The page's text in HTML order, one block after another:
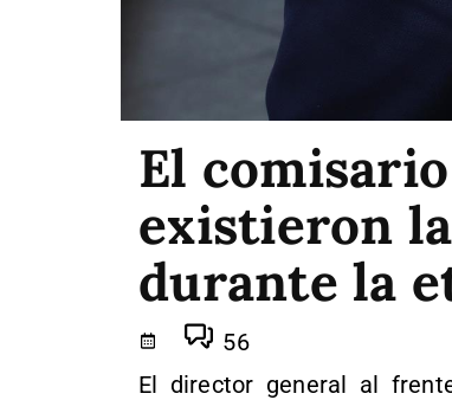
El
existieron
durante la
56
El director general al